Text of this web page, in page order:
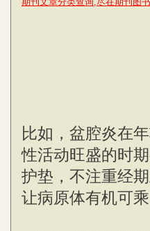
比如，盆腔炎在
性活动旺盛的时
护垫，不注重经
让病原体有机可